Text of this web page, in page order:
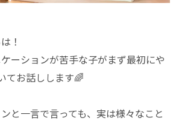
！
ーションが苦手な子がまず最初にや
てお話しします🌈
と一言で言っても、実は様々なこと